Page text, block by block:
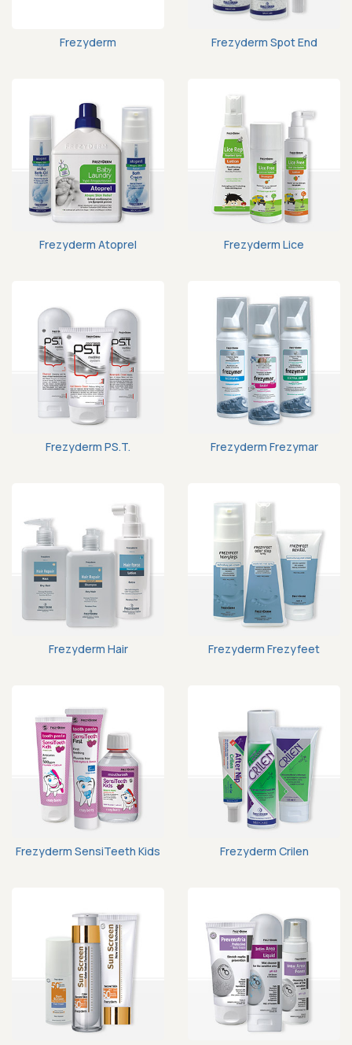
Frezyderm Frezyderm Spot End
Frezyderm Atoprel Frezyderm Lice
Frezyderm PS.T. Frezyderm Frezymar
Frezyderm Hair Frezyderm Frezyfeet
Frezyderm SensiTeeth Kids Frezyderm Crilen